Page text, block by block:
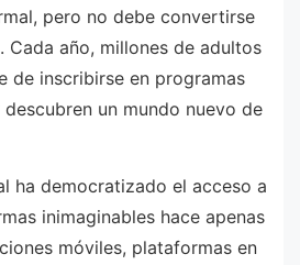
pero no debe convertirse
Cada año, millones de adultos
de inscribirse en programas
un mundo nuevo de
ha democratizado el acceso a
inimaginables hace apenas
móviles, plataformas en